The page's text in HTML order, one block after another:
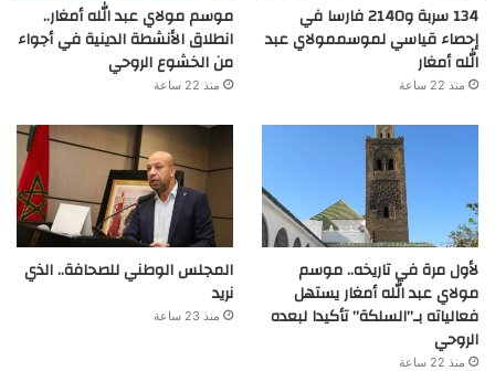
134 سربة و2140 فارسا في
إحصاء قياسي لموسممولاي عبد
الله أمغار
منذ 22 ساعة
موسم مولاي عبد الله أمغار..
انطلاق الأنشطة الدينية في أجواء
من الخشوع الروحي
منذ 22 ساعة
لأول مرة في تاريخه.. موسم
مولاي عبد الله أمغار يستهل
فعالياته بـ”السلكة” تأكيدا لبعده
الروحي
منذ 22 ساعة
المجلس الوطني للصحافة.. الذي
نريد
منذ 23 ساعة